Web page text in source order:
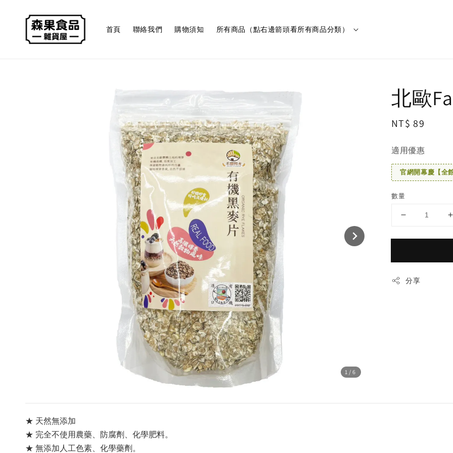
首頁 聯絡我們 購物須知 所有商品（點右邊箭頭看所有商品分類）
1 /6
北歐
Regular
NT$ 89
適用優惠
官網開幕慶【全
數量
分享
★ 天然無添加
★ 完全不使用農藥、防腐劑、化學肥料。
★ 無添加人工色素、化學藥劑。